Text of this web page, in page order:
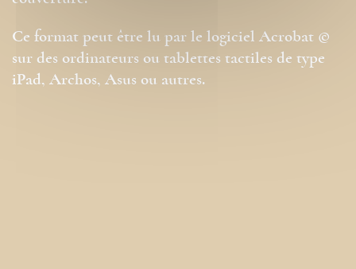
Ce format peut être lu par le logiciel Acrobat ©
sur des ordinateurs ou tablettes tactiles de type
iPad, Archos, Asus ou autres.